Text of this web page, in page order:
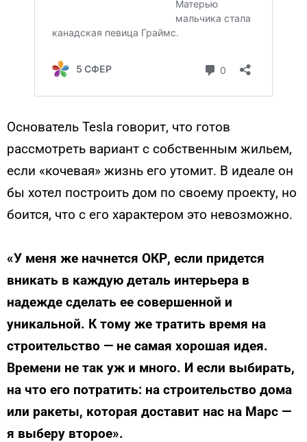
Основатель Tesla говорит, что готов
рассмотреть вариант с собственным жильем,
если «кочевая» жизнь его утомит. В идеале он
бы хотел построить дом по своему проекту, но
боится, что с его характером это невозможно.
«У меня же начнется ОКР, если придется
вникать в каждую деталь интерьера в
надежде сделать ее совершенной и
уникальной. К тому же тратить время на
строительство — не самая хорошая идея.
Времени не так уж и много. И если выбирать,
на что его потратить: на строительство дома
или ракеты, которая доставит нас на Марс —
я выберу второе».